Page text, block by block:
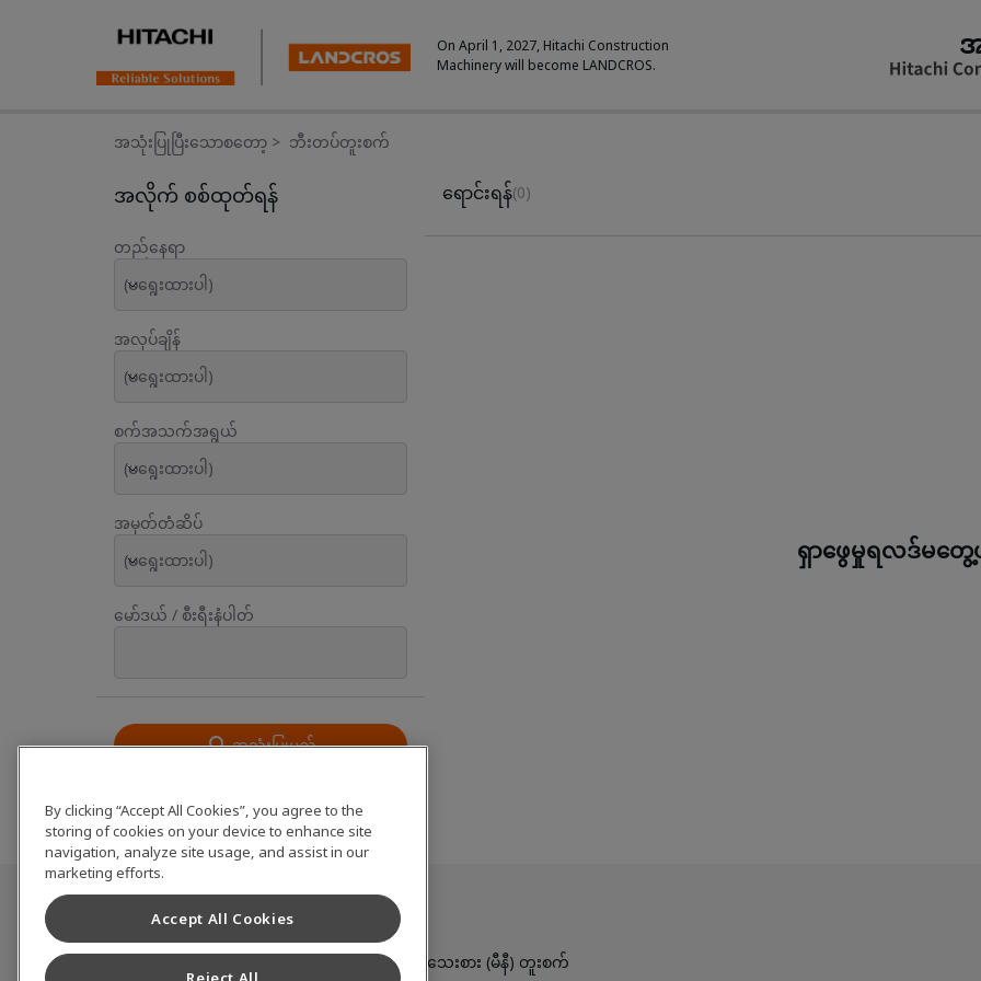
On April 1, 2027, Hitachi Construction
Machinery will become LANDCROS.
အသုံးပြုပြီးသောစတော့ > ဘီးတပ်တူးစက်
Used Inventory For Sale
အလိုက် စစ်ထုတ်ရန်
တည်နေရာ
(မရွေးထားပါ)
အလုပ်ချိန်
(မရွေးထားပါ)
စက်အသက်အရွယ်
(မရွေးထားပါ)
အမှတ်တံဆိပ်
(မရွေးထားပါ)
မော်ဒယ် / စီးရီးနံပါတ်
အသုံးပြုမည်
ရောင်းရန်(0)
ရှာဖွေမှုရလဒ်မတွေ့ပ
အသုံးပြုပြီးသောစတော့
အသေးစား (မီနီ) တူးစက်
By clicking “Accept All Cookies”, you agree to the
storing of cookies on your device to enhance site
navigation, analyze site usage, and assist in our
marketing efforts.
Accept All Cookies